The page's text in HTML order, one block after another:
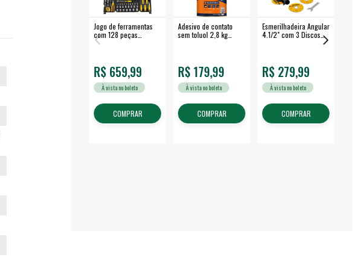
Jogo de ferramentas
com 128 peças
embalagem fechada -
R$ 659,99
À vista no boleto
COMPRAR
Adesivo de contato
sem toluol 2,8 kg
R$ 179,99
À vista no boleto
COMPRAR
Esmerilhadeira Angular
4.1/2" com 3 Discos
R$ 279,99
À vista no boleto
COMPRAR